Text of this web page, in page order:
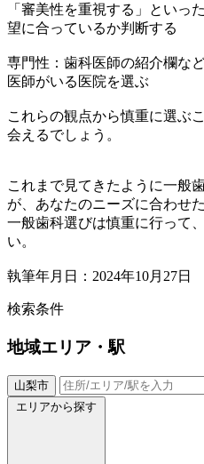
「審美性を重視する」といっ
望に合っているか判断する
専門性：歯科医師の紹介欄な
医師がいる医院を選ぶ
これらの観点から慎重に選ぶ
会えるでしょう。
これまで見てきたように一般
が、あなたのニーズに合わせ
一般歯科選びは慎重に行って
い。
執筆年月日：2024年10月27日
検索条件
地域エリア・駅
山梨市
エリアから探す